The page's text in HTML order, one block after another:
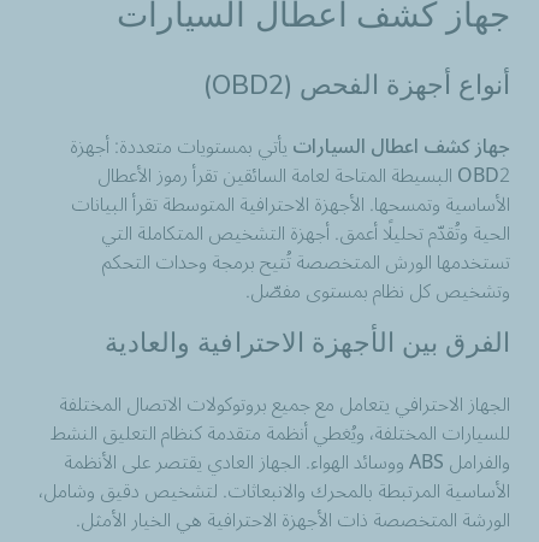
جهاز كشف اعطال السيارات
أنواع أجهزة الفحص (OBD2)
جهاز كشف اعطال السياراتيأتي بمستويات متعددة: أجهزة
OBD2 البسيطة المتاحة لعامة السائقين تقرأ رموز الأعطال
الأساسية وتمسحها. الأجهزة الاحترافية المتوسطة تقرأ البيانات
الحية وتُقدّم تحليلًا أعمق. أجهزة التشخيص المتكاملة التي
تستخدمها الورش المتخصصة تُتيح برمجة وحدات التحكم
وتشخيص كل نظام بمستوى مفصّل.
الفرق بين الأجهزة الاحترافية والعادية
الجهاز الاحترافي يتعامل مع جميع بروتوكولات الاتصال المختلفة
للسيارات المختلفة، ويُغطي أنظمة متقدمة كنظام التعليق النشط
والفرامل ABS ووسائد الهواء. الجهاز العادي يقتصر على الأنظمة
الأساسية المرتبطة بالمحرك والانبعاثات. لتشخيص دقيق وشامل،
الورشة المتخصصة ذات الأجهزة الاحترافية هي الخيار الأمثل.